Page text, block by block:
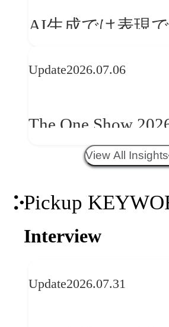
か
AI生成では表現
望
Update2026.07.06
The One Show
エイティブトレ
「体験」へ変える
View All Insights
Pickup
Interview
Update2026.07.31